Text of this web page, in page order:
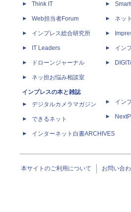
Think IT
Web担当者Forum
インプレス総合研究所
IT Leaders
ドローンジャーナル
ネッ担お悩み相談室
インプレスの本と雑誌
デジタルカメラマガジン
できるネット
インターネット白書ARCHIVES
ネッ
イン
イン
本サイトのご利用について お問い合